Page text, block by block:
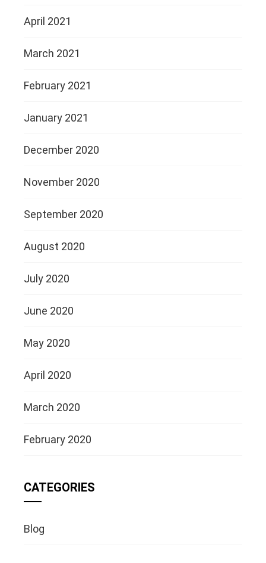
April 2021
March 2021
February 2021
January 2021
December 2020
November 2020
September 2020
August 2020
July 2020
June 2020
May 2020
April 2020
March 2020
February 2020
CATEGORIES
Blog